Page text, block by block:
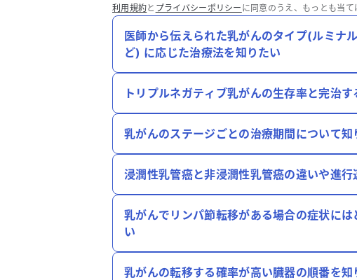
利用規約と プライバシーポリシー に同意のうえ、もっとも当て
医師から伝えられた乳がんのタイプ(ルミナ
ど) に応じた治療法を知りたい
トリプルネガティブ乳がんの生存率と完治
乳がんのステージごとの治療期間について知
浸潤性乳管癌と非浸潤性乳管癌の違いや進行
乳がんでリンパ節転移がある場合の症状に
い
乳がんの転移する確率が高い臓器の順番を知